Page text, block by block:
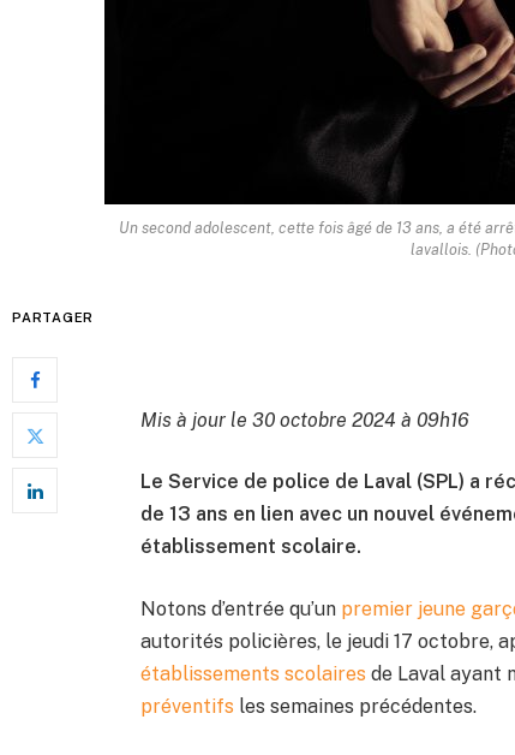
Un second adolescent, cette fois âgé de 13 ans, a été
lavallois.
PARTAGER
Mis à jour le 30 octobre 2024 à 09h16
Le Service de police de Laval (SPL) a
de 13 ans en lien avec un nouvel
établissement scolaire.
Notons d’entrée qu’un premier jeune
autorités policières, le jeudi 17 octobre,
établissements scolaires de Laval ayant
préventifs les semaines précédentes.